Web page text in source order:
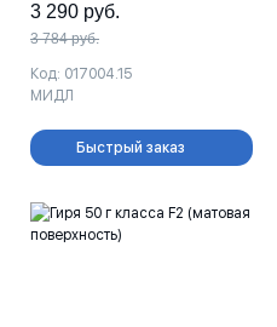
3 290 руб.
3 784руб.
Код: 017004.15
МИДЛ
Быстрый заказ